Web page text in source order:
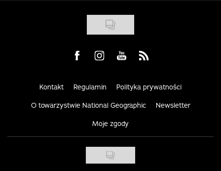
Visit us on Facebook
Visit us on Instagram
Visit us on Youtube
Visit us on Rss
Kontakt Regulamin Polityka prywatności
O towarzystwie National Geographic Newsletter
Moje zgody